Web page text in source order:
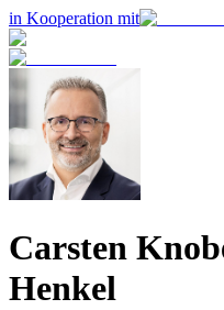
in Kooperation mit
Carsten
Henkel